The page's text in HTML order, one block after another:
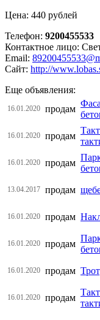
Цена: 440 рублей
Телефон: 9200455533
Контактное лицо:
Email:
Сайт: http://
Еще объявления:
16.01.2020 продам
16.01.2020 продам
16.01.2020 продам
13.04.2017 продам
16.01.2020 продам
16.01.2020 продам
16.01.2020 продам
16.01.2020 продам